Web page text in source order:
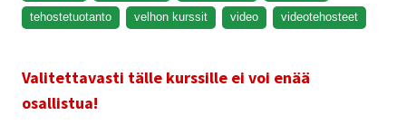
tehostetuotanto
velhon kurssit video videotehosteet
Valitettavasti tälle kurssille ei voi enää
osallistua!